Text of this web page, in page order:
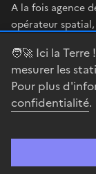
🧑‍🚀 Ici la
mesurer les
Pour plus
confidentialité.
A la fois agence
opérateur
en œuvre sa
legifrance.gouv.fr
Accessibilité :